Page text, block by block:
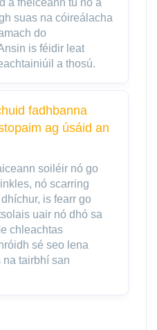
suas na cóireálacha
do
is féidir leat
a thosú.
fadhbanna
ag úsáid an
soiléir nó go
nó scarring
is fearr go
uair nó dhó sa
chleachtas
sé seo lena
tairbhí san